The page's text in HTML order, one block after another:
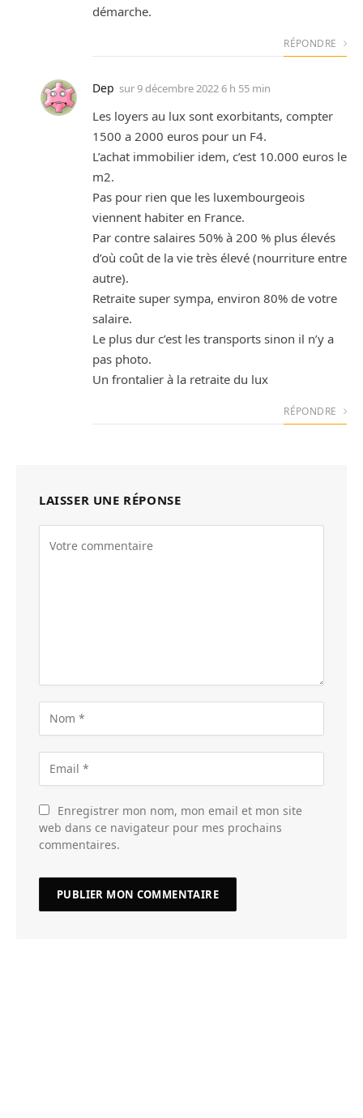
démarche.
RÉPONDRE
Dep sur9 décembre 2022 6 h 55 min
Les loyers au lux sont exorbitants, compter
1500 a 2000 euros pour un F4.
L’achat immobilier idem, c’est 10.000 euros le
m2.
Pas pour rien que les luxembourgeois
viennent habiter en France.
Par contre salaires 50% à 200 % plus élevés
d’où coût de la vie très élevé (nourriture entre
autre).
Retraite super sympa, environ 80% de votre
salaire.
Le plus dur c’est les transports sinon il n’y a
pas photo.
Un frontalier à la retraite du lux
RÉPONDRE
LAISSER UNE RÉPONSE
Enregistrer mon nom, mon email et mon site
web dans ce navigateur pour mes prochains
commentaires.